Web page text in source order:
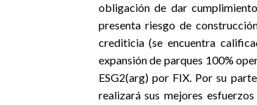
obligación de dar
presenta riesgo de
crediticia (se encuentra
expansión de parques 100%
ESG2(arg) por FIX. Por su
realizará sus mejores